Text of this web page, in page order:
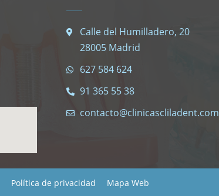
Calle del Humilladero, 20
28005 Madrid
627 584 624
91 365 55 38
contacto@clinicascliladent.com
Política de privacidad Mapa Web